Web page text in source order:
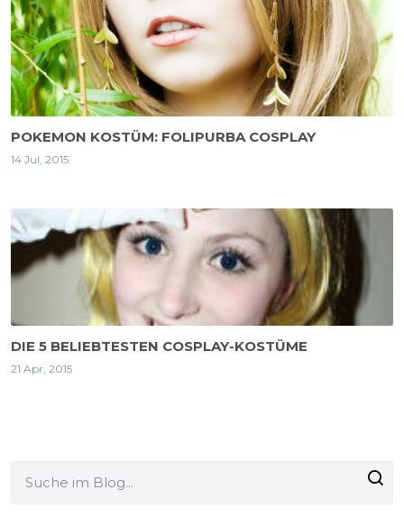
POKEMON KOSTÜM: FOLIPURBA COSPLAY
14 Jul, 2015
DIE 5 BELIEBTESTEN COSPLAY-KOSTÜME
21 Apr, 2015